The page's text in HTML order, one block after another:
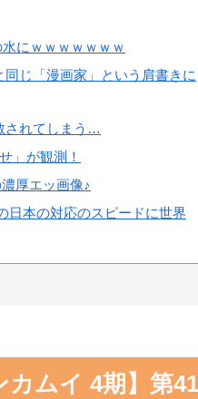
にｗｗｗｗｗｗｗ
じ「漫画家」という肩書きに
されてしまう…
」が観測！
厚エッ画像♪
日本の対応のスピードに世界
ムイ 4期】第